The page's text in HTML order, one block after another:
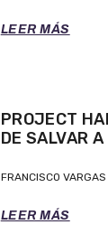
LEER MÁS
PROJECT
DE SALVAR
FRANCISCO VARGAS
LEER MÁS